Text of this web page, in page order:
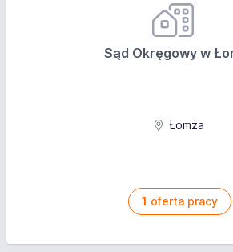
Sąd Okręgowy w
Łomża
1 oferta pracy